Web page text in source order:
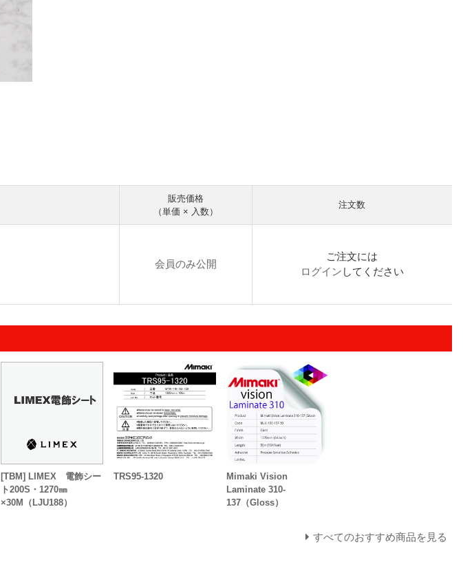
販売価格
（単価 × 入数）
注文数
会員のみ公開
ご注文には
ログイン してください
[TBM] LIMEX 電飾シー
ト200S・1270㎜
×30M（LJU188）
TRS95-1320
Mimaki Vision
Laminate 310-
137（Gloss）
すべてのおすすめ商品を見る